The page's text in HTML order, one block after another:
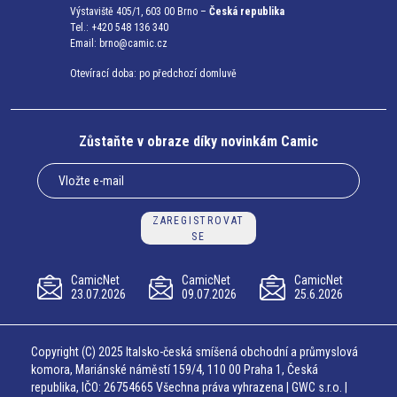
Výstaviště 405/1, 603 00 Brno – Česká republika
Tel.: +420 548 136 340
Email: brno@camic.cz
Otevírací doba: po předchozí domluvě
Zůstaňte v obraze díky novinkám Camic
ZAREGISTROVAT
SE
CamicNet
23.07.2026
CamicNet
09.07.2026
CamicNet
25.6.2026
Copyright (C) 2025 Italsko-česká smíšená obchodní a průmyslová
komora, Mariánské náměstí 159/4, 110 00 Praha 1, Česká
republika, IČO: 26754665 Všechna práva vyhrazena | GWC s.r.o. |